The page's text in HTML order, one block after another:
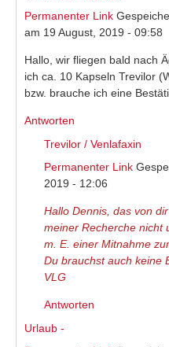
Permanenter Link
am 19 August, 2019 - 09:58
Hallo, wir fliegen bald nach
ich ca. 10 Kapseln Trevilor
bzw. brauche ich eine
Antworten
Trevilor / Venlafaxin
Permanenter Link
2019 - 12:06
Hallo Dennis, das von
meiner Recherche nicht
m. E. einer Mitnahme
Du brauchst auch keine
VLG
Antworten
Urlaub -